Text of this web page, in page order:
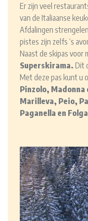
Er zijn veel
van de Italiaanse
Afdalingen
pistes zijn zelfs ‘s
Naast de skipas voor
Superskirama. Dit
Met deze pas kunt u
Pinzolo,
Marilleva, Peio,
Paganella en